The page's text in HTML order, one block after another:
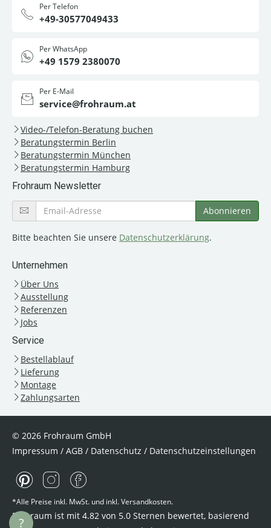
Per Telefon
+49-30577049433
Per WhatsApp
+49 1579 2380070
Per E-Mail
service@frohraum.at
Video-/Telefon-Beratung buchen
Beratungstermin Berlin
Beratungstermin München
Beratungstermin Hamburg
Frohraum Newsletter
Bitte beachten Sie unsere Datenschutzerklärung.
Unternehmen
Über Uns
Ausstellung
Referenzen
Jobs
Service
Bestellablauf
Lieferung
Montage
Zahlungsarten
© 2026 Frohraum GmbH
Impressum / AGB / Datenschutz / Datenschutzeinstellungen
*Alle Preise inkl. MwSt. und inkl. Versandkosten.
Frohraum ist mit 4.82 von 5.0 Sternen bewertet, basierend
?